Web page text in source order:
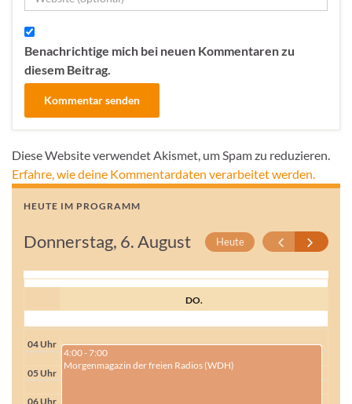
Benachrichtige mich bei neuen Kommentaren zu
diesem Beitrag.
Diese Website verwendet Akismet, um Spam zu reduzieren.
Erfahre, wie deine Kommentardaten verarbeitet werden.
HEUTE IM PROGRAMM
Donnerstag, 6. August Heute
DO.
04 Uhr
05 Uhr
06 Uhr
4:00 - 7:00
Morgenmagazin der freien Radios (WDH)